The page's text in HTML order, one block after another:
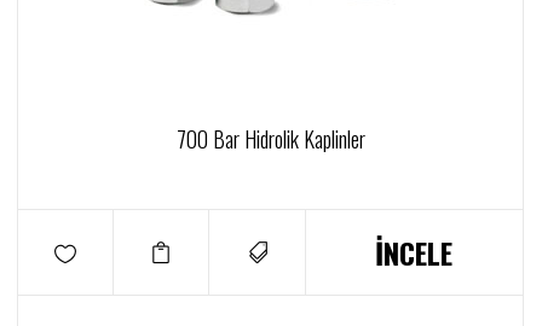
700 Bar Hidrolik Kaplinler
İNCELE